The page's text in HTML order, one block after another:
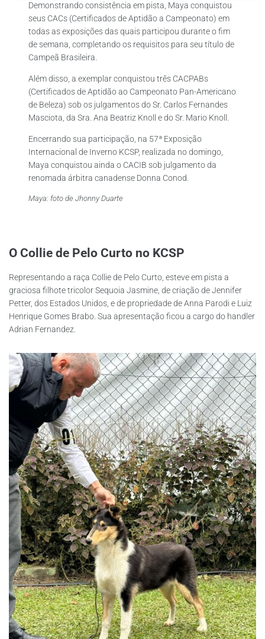
Demonstrando consistência em pista, Maya conquistou
seus CACs (Certificados de Aptidão a Campeonato) em
todas as exposições das quais participou durante o fim
de semana, completando os requisitos para seu título de
Campeã Brasileira.
Além disso, a exemplar conquistou três CACPABs
(Certificados de Aptidão ao Campeonato Pan-Americano
de Beleza) sob os julgamentos do Sr. Carlos Fernandes
Masciota, da Sra. Ana Beatriz Knoll e do Sr. Mario Knoll.
Encerrando sua participação, na 57ª Exposição
Internacional de Inverno KCSP, realizada no domingo,
Maya conquistou ainda o CACIB sob julgamento da
renomada árbitra canadense Donna Conod.
Maya: foto de Jhonny Duarte
O Collie de Pelo Curto no KCSP
Representando a raça Collie de Pelo Curto, esteve em pista a
graciosa filhote tricolor Sequoia Jasmine, de criação de Jennifer
Petter, dos Estados Unidos, e de propriedade de Anna Parodi e Luiz
Henrique Gomes Brabo. Sua apresentação ficou a cargo do handler
Adrian Fernandez.